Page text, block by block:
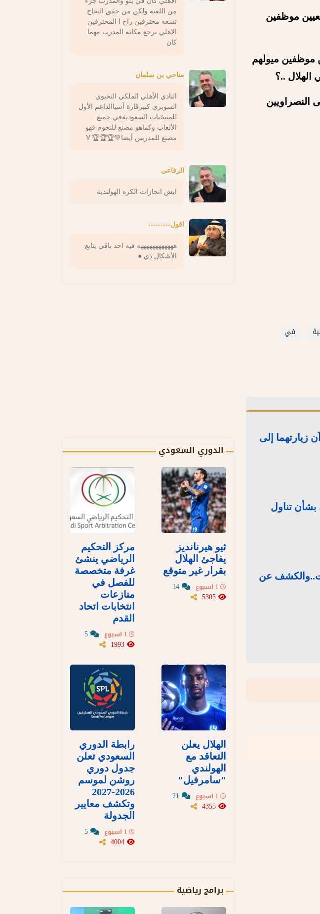
موظفين
موظفين ميولهم
الهلال ..؟
النصراويين
في
زيارتهما إلى
تناول
عن
من اللعبه ولكن من حقق النجاح
تسعه محترفين راح ا المحترفين
الاهلي يرجع مكانه المدرب مهما
كان
مناحي بن سلمان
النادي الأهلي الملكي النخبوي
السوبري كبيرقارة آسياالداعم الأول
للمنتخبات السعوديةفي جميع
الألعاب وكماهو مصنع للنجوم فهو
مصنع للمدربين أيضا💚🏆🏆🏆🏅
الرفاعي
ايش انجازات الكره الهولندية
اقول---------
ههههههههههههه فيه احد باقي يتابع
الأشكال ذي ●
الدوري السعودي
ثيو هيرنانديز
يفاجئ الهلال
بقرار غير متوقع
مركز التحكيم
الرياضي ينشئ
غرفة متخصصة
للفصل في
منازعات
انتخابات اتحاد
القدم
الهلال يعلن
التعاقد مع
الهولندي
"سامرفيل"
رابطة الدوري
السعودي تعلن
جدول دوري
روشن لموسم
2026-2027
وتكشف معايير
الجدولة
برامج رياضية